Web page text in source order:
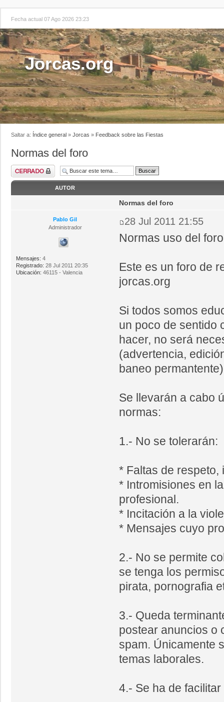
Fecha actual 07 Ago 2026 23:23
Jorcas.org
Saltar a: Índice general » Jorcas » Feedback sobre las Fiestas
Normas del foro
AUTOR
Pablo Gil
Administrador
Mensajes: 4
Registrado: 28 Jul 2011 20:35
Ubicación: 46115 - Valencia
Normas del foro
28 Jul 2011 21:55
Normas uso del
Este es un foro de
jorcas.org
Si todos somos
un poco de sentido
hacer, no será
(advertencia,
baneo
Se llevarán a cabo
normas:
1.- No se tolerarán:
* Faltas de
* Intromisiones en
profesional.
* Incitación a la
* Mensajes cuyo
2.- No se permite
se tenga los
pirata, pornografia
3.- Queda
postear anuncios o
spam. Únicamente
temas laborales.
4.- Se ha de